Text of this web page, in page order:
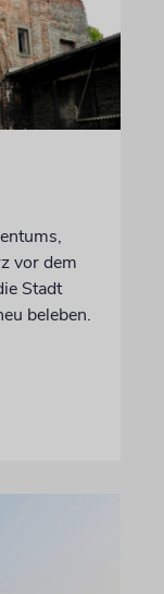
vor dem
Stadt
beleben.